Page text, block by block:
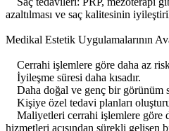
azaltılması ve saç kalitesinin
Medikal Estetik Uygulamalarının
Cerrahi işlemlere göre daha az
İyileşme süresi daha kısadır.
Daha doğal ve genç bir görünüm
Kişiye özel tedavi planları
Maliyetleri cerrahi işlemlere göre
hizmetleri açısından sürekli gelişen